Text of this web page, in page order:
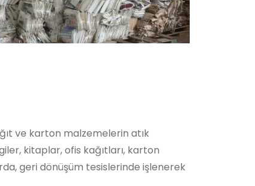
ve karton malzemelerin atık
kitaplar, ofis kağıtları, karton
geri dönüşüm tesislerinde işlenerek